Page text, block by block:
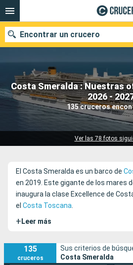
Costa Smeralda : Nuestras
2026 -
135 cruceros
Ver las 78 fotos
Encontrar un crucero
Nuestros destinos
Fecha de salida
El Costa Smeralda es un barco de
en 2019. Este gigante de los mares
inaugura la clase Excellence de
el Costa Toscana.
+ Leer más
135
cruceros
Sus criterios de
Costa Smeralda